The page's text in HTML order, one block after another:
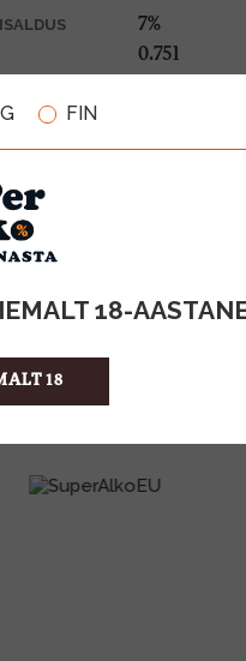
FIN
18-
18
7%
0.75l